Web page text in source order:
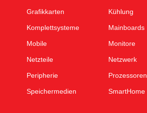
Grafikkarten Kühlung
Komplettsysteme Mainboards
Mobile Monitore
Netzteile Netzwerk
Peripherie Prozessoren
Speichermedien SmartHome